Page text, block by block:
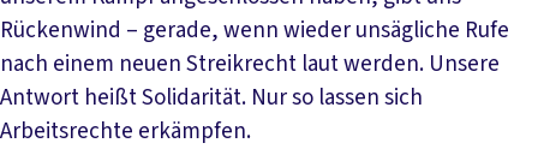
Rückenwind – gerade, wenn wieder unsägliche Rufe
nach einem neuen Streikrecht laut werden. Unsere
Antwort heißt Solidarität. Nur so lassen sich
Arbeitsrechte erkämpfen.